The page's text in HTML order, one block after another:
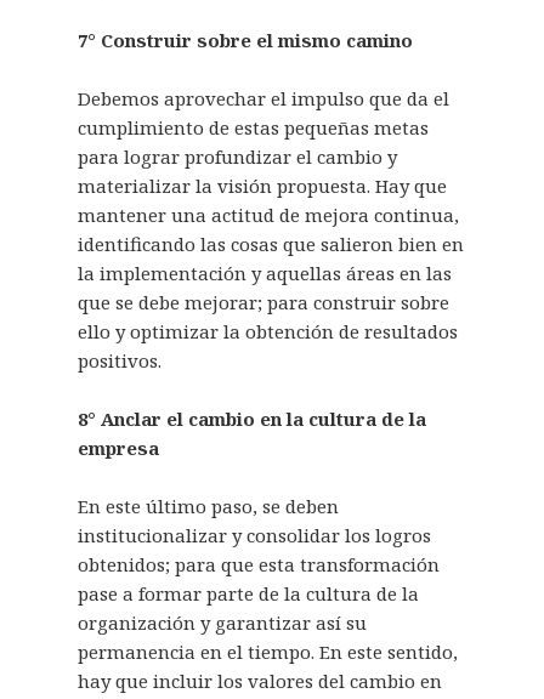
7° Construir sobre el mismo camino
Debemos aprovechar el impulso que da el
cumplimiento de estas pequeñas metas
para lograr profundizar el cambio y
materializar la visión propuesta. Hay que
mantener una actitud de mejora continua,
identificando las cosas que salieron bien en
la implementación y aquellas áreas en las
que se debe mejorar; para construir sobre
ello y optimizar la obtención de resultados
positivos.
8° Anclar el cambio en la cultura de la
empresa
En este último paso, se deben
institucionalizar y consolidar los logros
obtenidos; para que esta transformación
pase a formar parte de la cultura de la
organización y garantizar así su
permanencia en el tiempo. En este sentido,
hay que incluir los valores del cambio en